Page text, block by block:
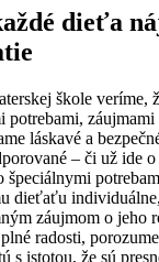
dieťa
škole veríme,
potrebami,
láskavé a
– či už ide
špeciálnymi
dieťaťu
záujmom o jeho
radosti,
s istotou, že sú